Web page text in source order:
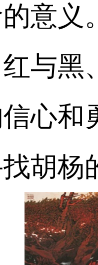
意义。
与黑
心和
胡杨